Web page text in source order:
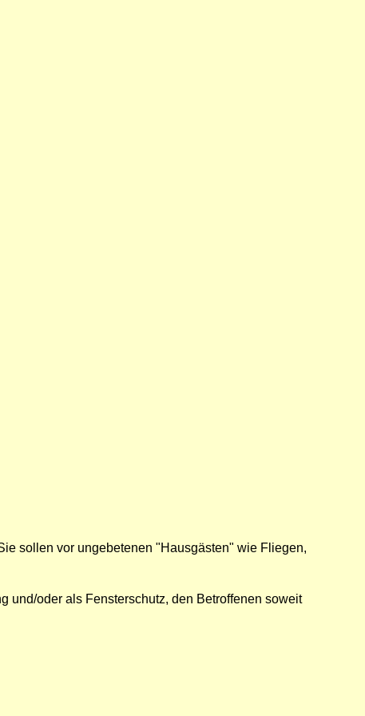
sollen vor ungebetenen "Hausgästen" wie Fliegen,
und/oder als Fensterschutz, den Betroffenen soweit